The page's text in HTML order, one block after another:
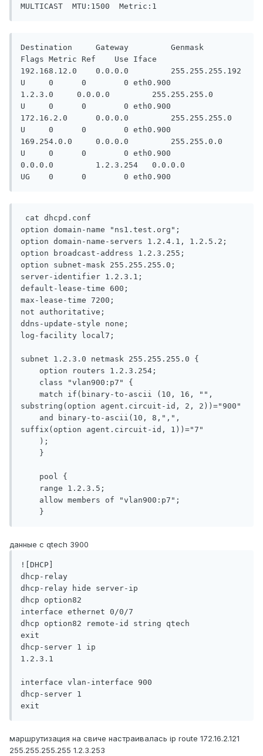
MULTICAST  MTU:1500  Metric:1
Destination     Gateway         Genmask
Flags Metric Ref    Use Iface
192.168.12.0    0.0.0.0         255.255.255.192
U     0      0        0 eth0.900
1.2.3.0     0.0.0.0         255.255.255.0
U     0      0        0 eth0.900
172.16.2.0      0.0.0.0         255.255.255.0
U     0      0        0 eth0.900
169.254.0.0     0.0.0.0         255.255.0.0
U     0      0        0 eth0.900
0.0.0.0         1.2.3.254   0.0.0.0
UG    0      0        0 eth0.900
option domain-name "ns1.test.org";
option domain-name-servers 1.2.4.1, 1.2.5.2;
option broadcast-address 1.2.3.255;
option subnet-mask 255.255.255.0;
server-identifier 1.2.3.1;
default-lease-time 600;
max-lease-time 7200;
not authoritative;
ddns-update-style none;
log-facility local7;
subnet 1.2.3.0 netmask 255.255.255.0 {
option routers 1.2.3.254;
class "vlan900:p7" {
match if(binary-to-ascii (10, 16, "",
substring(option agent.circuit-id, 2, 2))="900"
and binary-to-ascii(10, 8,",",
suffix(option agent.circuit-id, 1))="7"
);
}
pool {
range 1.2.3.5;
allow members of "vlan900:p7";
}
данные с qtech 3900
![DHCP]
dhcp-relay
dhcp-relay hide server-ip
dhcp option82
interface ethernet 0/0/7
dhcp option82 remote-id string qtech
exit
dhcp-server 1 ip
1.2.3.1
interface vlan-interface 900
dhcp-server 1
exit
маршрутизация на свиче настраивалась ip route 172.16.2.121
255.255.255.255 1.2.3.253